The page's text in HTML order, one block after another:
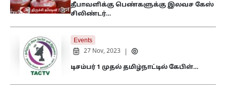
தீபாவளிக்கு பெண்களுக்கு இலவச கேஸ்
சிலிண்டர்…
Events
27 Nov, 2023
டிசம்பர் 1 முதல் தமிழ்நாட்டில் கேபிள்…